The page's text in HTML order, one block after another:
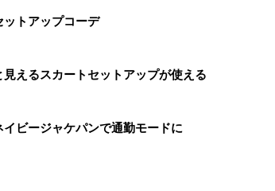
ットアップコーデ
えるスカートセットアップが使える
ビージャケパンで通勤モードに